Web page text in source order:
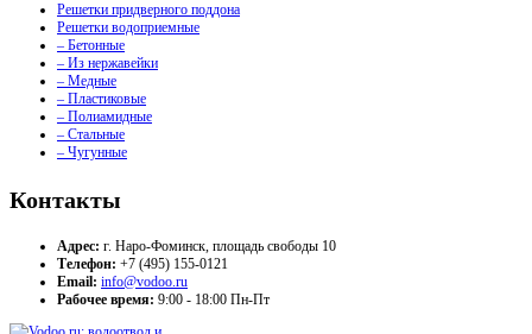
Решетки придверного поддона
Решетки водоприемные
– Бетонные
– Из нержавейки
– Медные
– Пластиковые
– Полиамидные
– Стальные
– Чугунные
Контакты
Адрес: г. Наро-Фоминск, площадь свободы 10
Телефон: +7 (495) 155-0121
Email: info@vodoo.ru
Рабочее время: 9:00 - 18:00 Пн-Пт